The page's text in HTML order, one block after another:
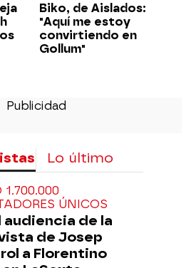
Biko, de Aislados:
"Aquí me estoy
convirtiendo en
Gollum"
Lo último
1.700.000
ÚNICOS
audiencia de la
de Josep
a Florentino